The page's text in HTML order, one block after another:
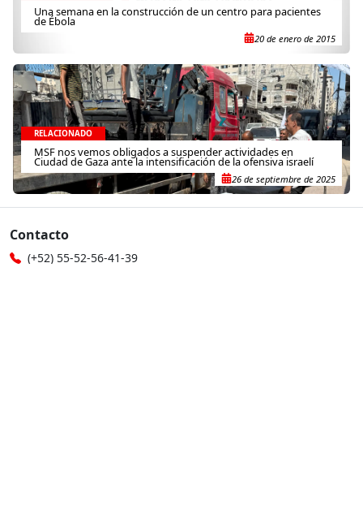
Una semana en la construcción de un centro para pacientes
de Ébola
20 de enero de 2015
RELACIONADO
MSF nos vemos obligados a suspender actividades en
Ciudad de Gaza ante la intensificación de la ofensiva israelí
26 de septiembre de 2025
Contacto
(+52) 55-52-56-41-39